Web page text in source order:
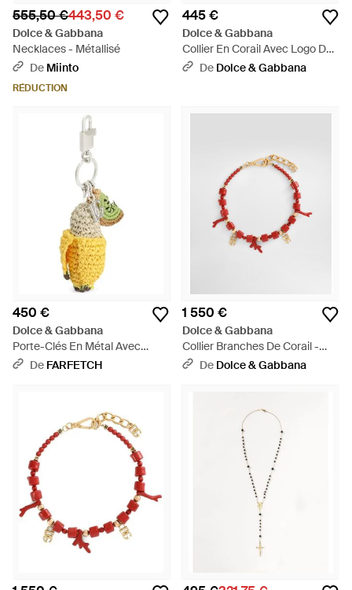
555,50 €443,50 €
Dolce & Gabbana
Necklaces - Métallisé
De Miinto
RÉDUCTION
445 €
Dolce & Gabbana
Collier En Corail Avec Logo Dg -
Blanc
De Dolce & Gabbana
450 €
Dolce & Gabbana
Porte-Clés En Métal Avec
Breloques - Métallisé
De FARFETCH
1 550 €
Dolce & Gabbana
Collier Branches De Corail -
Rouge
De Dolce & Gabbana